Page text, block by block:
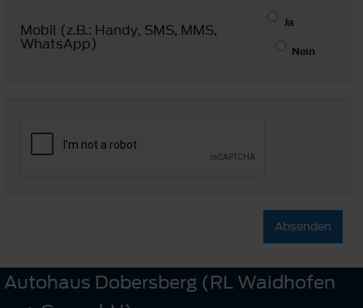
Mobil (z.B.: Handy, SMS, MMS,
WhatsApp)
Ja
Nein
Absenden
Autohaus Dobersberg (RL Waidhofen